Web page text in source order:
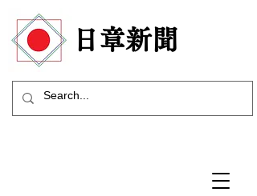
​日章新聞